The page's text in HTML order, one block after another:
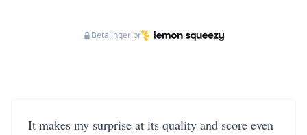
Betalinger pr
It makes my surprise at its quality and score even